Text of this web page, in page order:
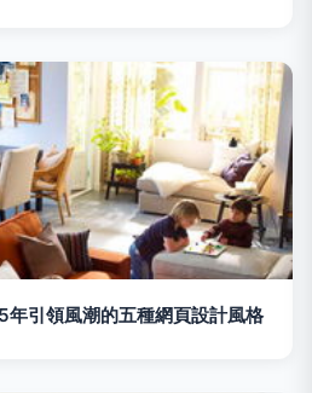
年引領風潮的五種網頁設計風格